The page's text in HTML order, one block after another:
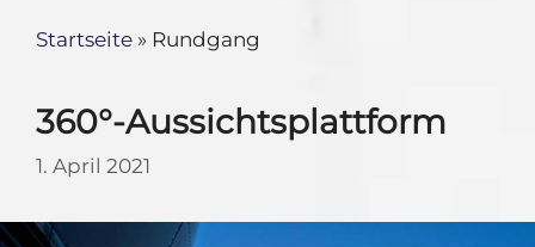
Startseite » Rundgang
360°-Aussichtsplattform
1. April 2021